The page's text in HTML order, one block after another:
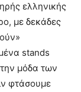
ελληνικής
με δεκάδες
stands
μόδα των
φτάσουμε